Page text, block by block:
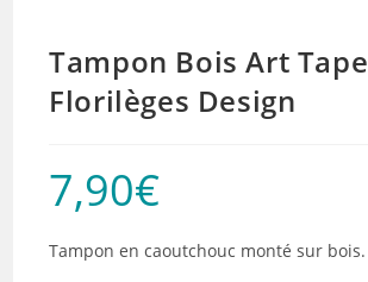
Tampon Bois Art Tape
Florilèges Design
7,90€
Tampon en caoutchouc monté sur bois.